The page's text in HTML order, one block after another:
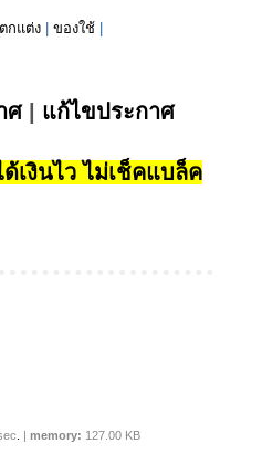
ตกแต่ง ของใช้
ศ| แก้ไขประกาศ
เงินไว ไม่เช็คแบล็ค
| memory: 127.00 KB